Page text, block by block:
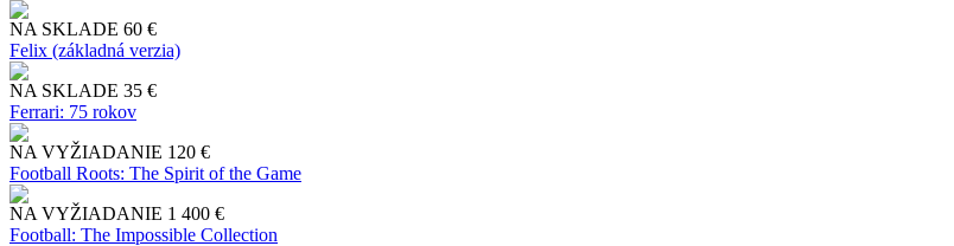
NA SKLADE 60 €
Felix (základná verzia)
NA SKLADE 35 €
Ferrari: 75 rokov
NA VYŽIADANIE 120 €
Football Roots: The Spirit of the Game
NA VYŽIADANIE 1 400 €
Football: The Impossible Collection